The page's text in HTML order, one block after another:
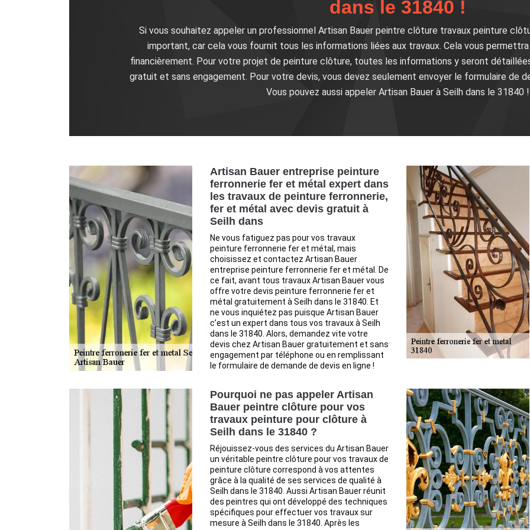
dans le 31840 !
Si vous souhaitez appeler un professionnel Artisan Bauer peintre clôture travaux peinture
important, car cela vous fournit tous les informations liées aux travaux. Cela vous
financièrement. Pour votre projet de peinture clôture, toutes les informations y seront
gratuit et sans engagement. Pour votre devis, vous devez seulement envoyer le formulaire de
Vous pouvez aussi appeler Artisan Bauer à Seilh dans le 31840 !
Artisan Bauer entreprise peinture
ferronnerie fer et métal expert dans
les travaux de peinture ferronnerie,
fer et métal avec devis gratuit à
Seilh dans
Ne vous fatiguez pas pour vos travaux
peinture ferronnerie fer et métal, mais
choisissez et contactez Artisan Bauer
entreprise peinture ferronnerie fer et métal. De
ce fait, avant tous travaux Artisan Bauer vous
offre votre devis peinture ferronnerie fer et
métal gratuitement à Seilh dans le 31840. Et
ne vous inquiétez pas puisque Artisan Bauer
c’est un expert dans tous vos travaux à Seilh
dans le 31840. Alors, demandez vite votre
devis chez Artisan Bauer gratuitement et sans
engagement par téléphone ou en remplissant
le formulaire de demande de devis en ligne !
Pourquoi ne pas appeler Artisan
Bauer peintre clôture pour vos
travaux peinture pour clôture à
Seilh dans le 31840 ?
Réjouissez-vous des services du Artisan Bauer
un véritable peintre clôture pour vos travaux de
peinture clôture correspond à vos attentes
grâce à la qualité de ses services de qualité à
Seilh dans le 31840. Aussi Artisan Bauer réunit
des peintres qui ont développé des techniques
spécifiques pour effectuer vos travaux sur
mesure à Seilh dans le 31840. Après les